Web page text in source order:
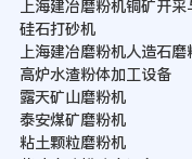
上海建冶磨粉机铜矿开采
硅石打砂机
上海建冶磨粉机人造石磨
高炉水渣粉体加工设备
露天矿山磨粉机
泰安煤矿磨粉机
粘土颗粒磨粉机